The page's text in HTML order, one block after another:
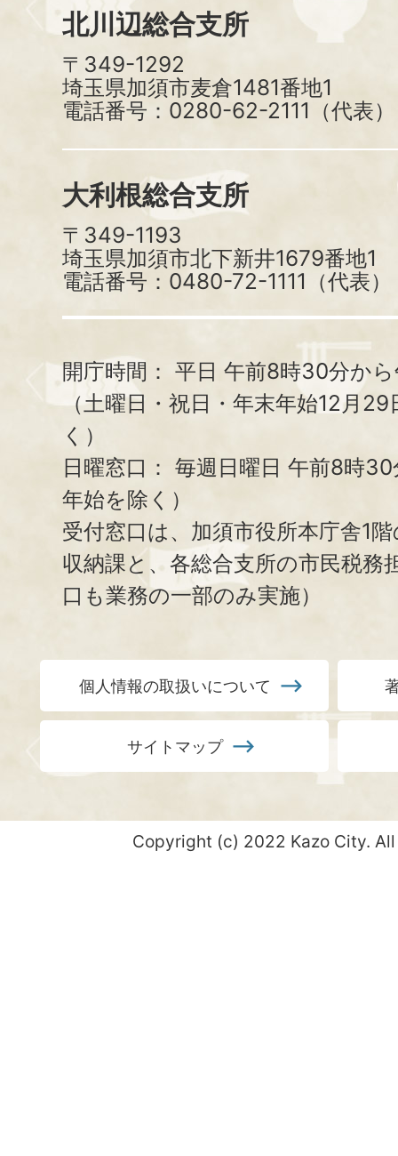
北川辺総合支所
〒349-1292
埼玉県加須市麦倉1481番地1
電話番号：0280-62-2111（代表）
大利根総合支所
〒349-1193
埼玉県加須市北下新井1679番地1
電話番号：0480-72-1111（代表）
開庁時間： 平日 午前8時30分か
（土曜日・祝日・年末年始12月
く）
日曜窓口： 毎週日曜日 午前8時
年始を除く）
受付窓口は、加須市役所本庁舎1
収納課と、 各総合支所の市民税務
口も業務の一部のみ実施）
個人情報の取扱いについて
サイトマップ
Copyright (c) 2022 Kazo City.